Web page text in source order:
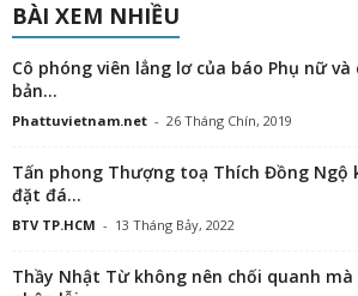
BÀI XEM NHIỀU
Cô phóng viên lẳng lơ của báo Phụ nữ
bản...
Phattuvietnam.net - 26 Tháng Chín, 2019
Tấn phong Thượng toạ Thích Đồng Ngộ
đặt đá...
BTV TP.HCM - 13 Tháng Bảy, 2022
Thầy Nhật Từ không nên chối quanh mà